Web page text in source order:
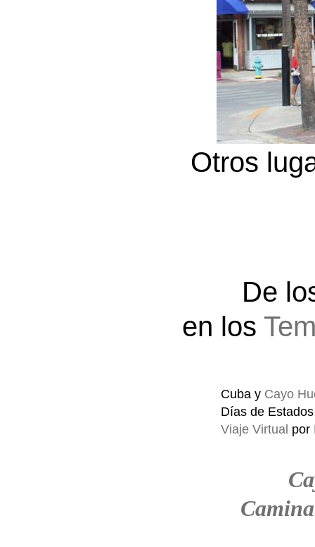
Otros
De
en los
Cuba y Cayo
Días de
Viaje Virtual por